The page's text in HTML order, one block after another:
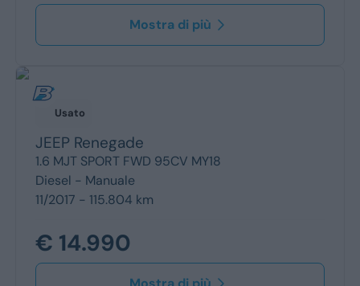
Mostra di più
Usato
JEEP Renegade
1.6 MJT SPORT FWD 95CV MY18
Diesel - Manuale
11/2017 - 115.804 km
€ 14.990